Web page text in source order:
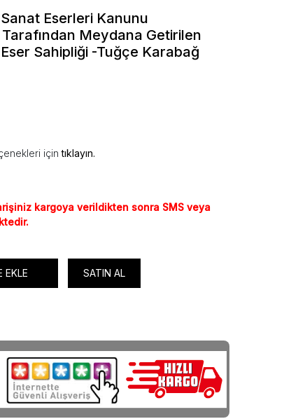
Sanat Eserleri Kanunu
Meydana Getirilen
Sahipliği -Tuğçe Karabağ
içintıklayın.
kargoya verildikten sonra SMS veya
EKLE SATIN AL